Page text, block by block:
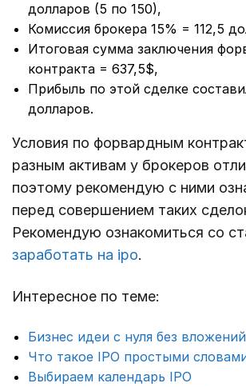
долларов (5 по 150),
Комиссия брокера 15% = 112,5
Итоговая сумма заключения
контракта = 637,5$,
Прибыль по этой сделке
долларов.
Условия по форвардным
разным активам у брокеров
поэтому рекомендую с ними
перед совершением таких
Рекомендую ознакомиться со
заработать на ipo.
Интересное по теме:
Бизнес идеи с нуля без вложений
Что такое IPO простыми
Выбираем календарь IPO